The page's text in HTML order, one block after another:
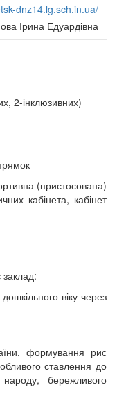
dnz14.lg.sch.in.ua/
Ірина Едуардівна
2-інклюзивних)
(пристосована)
кабінета, кабінет
віку через
формування рис
ставлення до
народу, бережливого